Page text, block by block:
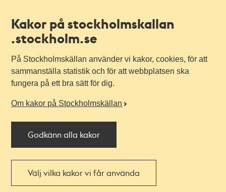
Kakor på stockholmskallan
.stockholm.se
På Stockholmskällan använder vi kakor, cookies, för att
sammanställa statistik och för att webbplatsen ska
fungera på ett bra sätt för dig.
Om kakor på Stockholmskällan
Godkänn alla kakor
Välj vilka kakor vi får använda